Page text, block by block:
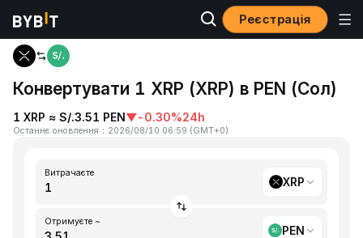
Реєстрація
Головна
Конвертувати 1 XRP (XRP) в PEN (Сол)
1 XRP ≈ S/.3.51 PEN▼-0.30%24h
Останнє оновлення ： 2026/08/10 06:59 (GMT+0)
Витрачаєте
XRP
Отримуєте ~
PEN